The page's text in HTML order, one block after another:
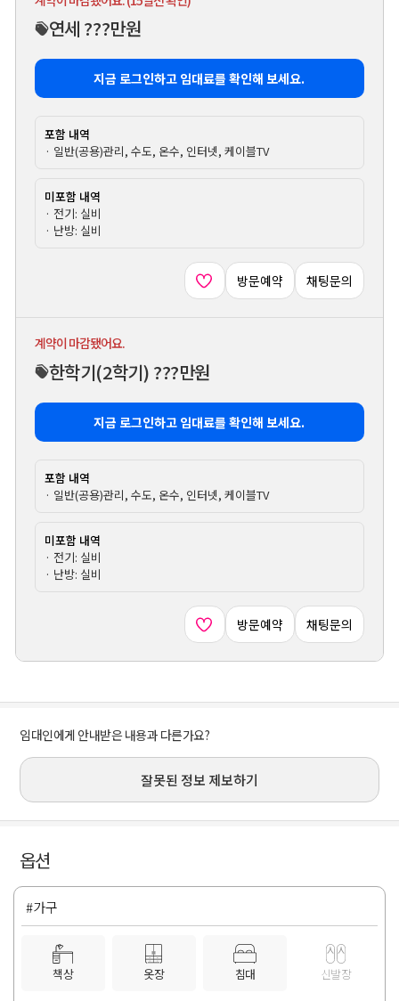
연세 ???만원
지금 로그인하고 임대료를 확인해 보세요.
포함 내역
· 일반(공용)관리, 수도, 온수, 인터넷, 케이블TV
미포함 내역
· 전기: 실비
· 난방: 실비
방문예약 채팅문의
계약이 마감됐어요.
한학기(2학기) ???만원
지금 로그인하고 임대료를 확인해 보세요.
포함 내역
· 일반(공용)관리, 수도, 온수, 인터넷, 케이블TV
미포함 내역
· 전기: 실비
· 난방: 실비
방문예약 채팅문의
임대인에게 안내받은 내용과 다른가요?
잘못된 정보 제보하기
옵션
#가구
책상 옷장 침대 신발장